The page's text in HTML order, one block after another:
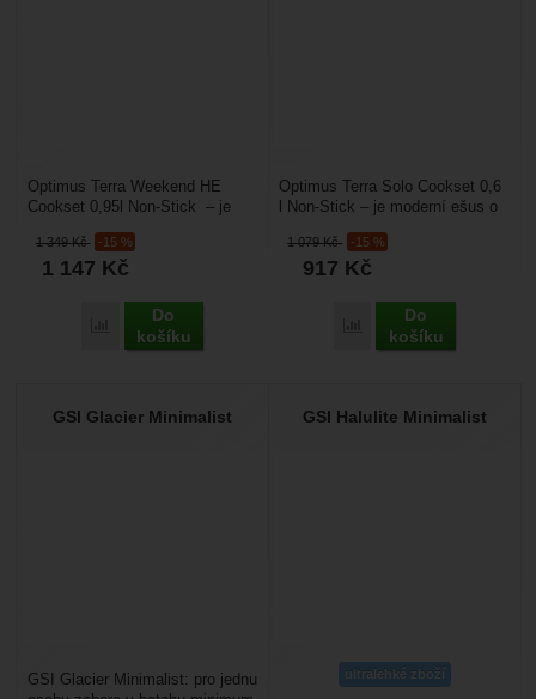
1 349Kč -15 %
1 147 Kč
Porovnat
Do
košíku
Optimus Terra Weekend HE
Cookset 0,95l Non-Stick – je
pro 1-2 osoby o...
1 079Kč -15 %
917 Kč
Porovnat
Do
košíku
Optimus Terra Solo Cookset 0,6
l Non-Stick – je moderní ešus o
pánvička...
GSI Glacier Minimalist
GSI Glacier Minimalist: pro jednu
GSI Halulite Minimalist
ultralehké zboží